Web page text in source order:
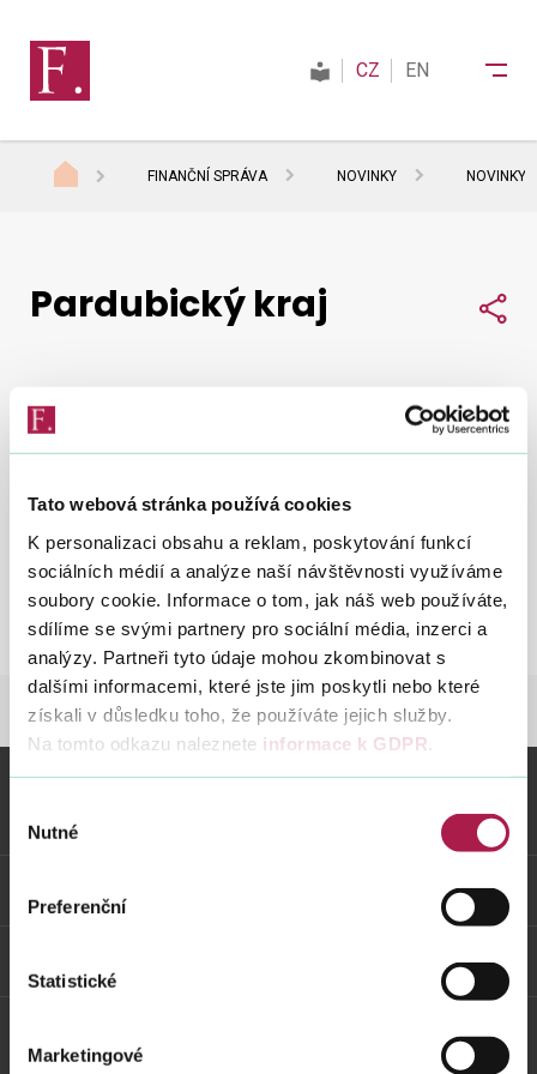
Tato webová stránka používá cookies
K personalizaci obsahu a reklam, poskytování funkcí
sociálních médií a analýze naší návštěvnosti využíváme
soubory cookie. Informace o tom, jak náš web používáte,
sdílíme se svými partnery pro sociální média, inzerci a
analýzy. Partneři tyto údaje mohou zkombinovat s
dalšími informacemi, které jste jim poskytli nebo které
získali v důsledku toho, že používáte jejich služby.
Na tomto odkazu naleznete informace k GDPR
souhlasu
Nutné
Preferenční
Statistické
Marketingové
Daně
Vyhledat na webu
CZ EN
FINANČNÍ SPRÁVA NOVINKY NOVINKY
14. 2. 2020
Pardubický kraj
Pardubický kraj
FINANČNÍ SPRÁVA NOVINKY
Vybrané informace
Twitter Instagram